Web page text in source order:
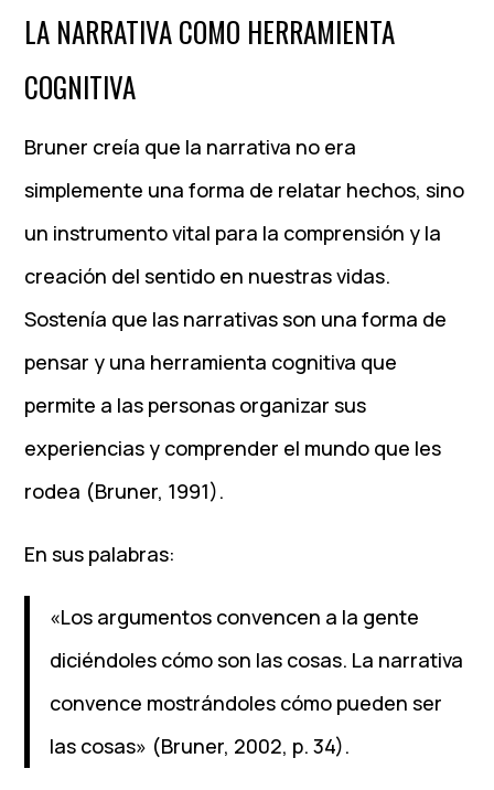
LA NARRATIVA COMO HERRAMIENTA
COGNITIVA
Bruner creía que la narrativa no era
simplemente una forma de relatar hechos, sino
un instrumento vital para la comprensión y la
creación del sentido en nuestras vidas.
Sostenía que las narrativas son una forma de
pensar y una herramienta cognitiva que
permite a las personas organizar sus
experiencias y comprender el mundo que les
rodea (Bruner, 1991).
En sus palabras:
«Los argumentos convencen a la gente
diciéndoles cómo son las cosas. La narrativa
convence mostrándoles cómo pueden ser
las cosas» (Bruner, 2002, p. 34).